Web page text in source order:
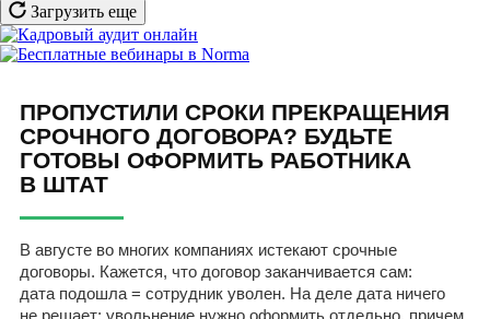
Загрузить еще
ПРОПУСТИЛИ СРОКИ ПРЕКРАЩЕНИЯ
СРОЧНОГО ДОГОВОРА? БУДЬТЕ
ГОТОВЫ ОФОРМИТЬ РАБОТНИКА
В ШТАТ
В августе во многих компаниях истекают срочные
договоры. Кажется, что договор заканчивается сам:
дата подошла = сотрудник уволен. На деле дата ничего
не решает: увольнение нужно оформить отдельно, причем